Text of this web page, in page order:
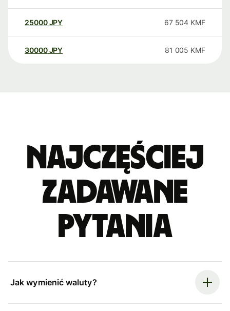
25000 JPY 67 504 KMF
30000 JPY 81 005 KMF
Najczęściej
zadawane
pytania
Jak wymienić waluty?